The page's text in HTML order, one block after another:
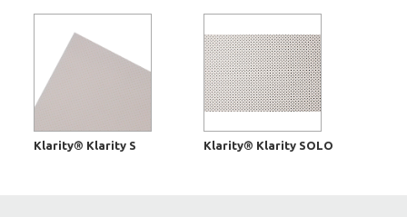
Klarity® Klarity S Klarity® Klarity SOLO